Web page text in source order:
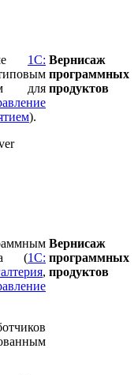
1С:
для
).
Вернисаж
программных
продуктов
(1С:
,
Вернисаж
программных
продуктов